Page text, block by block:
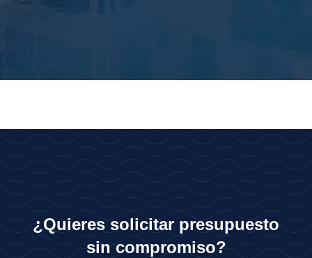
¿Quieres solicitar presupuesto
sin compromiso?